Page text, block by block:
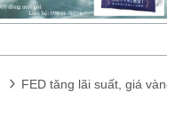
FED tăng lãi suất, giá vàng